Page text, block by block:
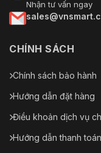
Nhận tư vấn ngay
CHÍNH SÁCH
Chính sách bảo hành
Hướng dẫn đặt hàng
Điều khoản dịch vụ
Hướng dẫn thanh toán